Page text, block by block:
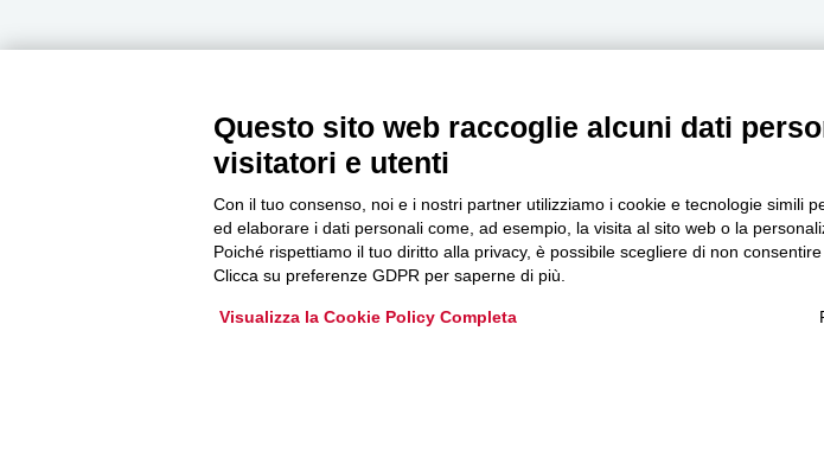
Newsletter
Accedi o iscriviti alla nostra Newsletter Legacoop
Informazioni per restare sempre aggiornati sul
mondo della cooperazione.
Guarda i nostri video, storie
Questo sito web raccoglie alcuni dati
visitatori e utenti
Con il tuo consenso, noi e i nostri partner utilizziamo i cookie e tecnologie simili
ed elaborare i dati personali come, ad esempio, la visita al sito web o la
Poiché rispettiamo il tuo diritto alla privacy, è possibile scegliere di non
Clicca su preferenze GDPR per saperne di più.
Visualizza la Cookie Policy Completa